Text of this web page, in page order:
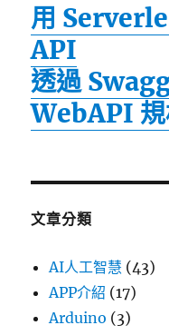
用
API
透過
WebAPI
文章分類
AI人工智慧 (43)
APP介紹 (17)
Arduino (3)